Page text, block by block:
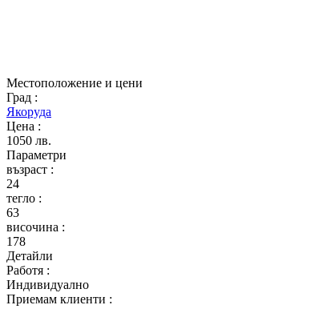
Местоположение и цени
Град :
Якоруда
Цена :
1050 лв.
Параметри
възраст :
24
тегло :
63
височина :
178
Детайли
Работя :
Индивидуално
Приемам клиенти :